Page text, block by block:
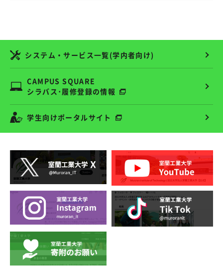
システム・サービス一覧(学内者向け)
CAMPUS SQUARE
シラバス･履修登録の情報
学生向けポータルサイト